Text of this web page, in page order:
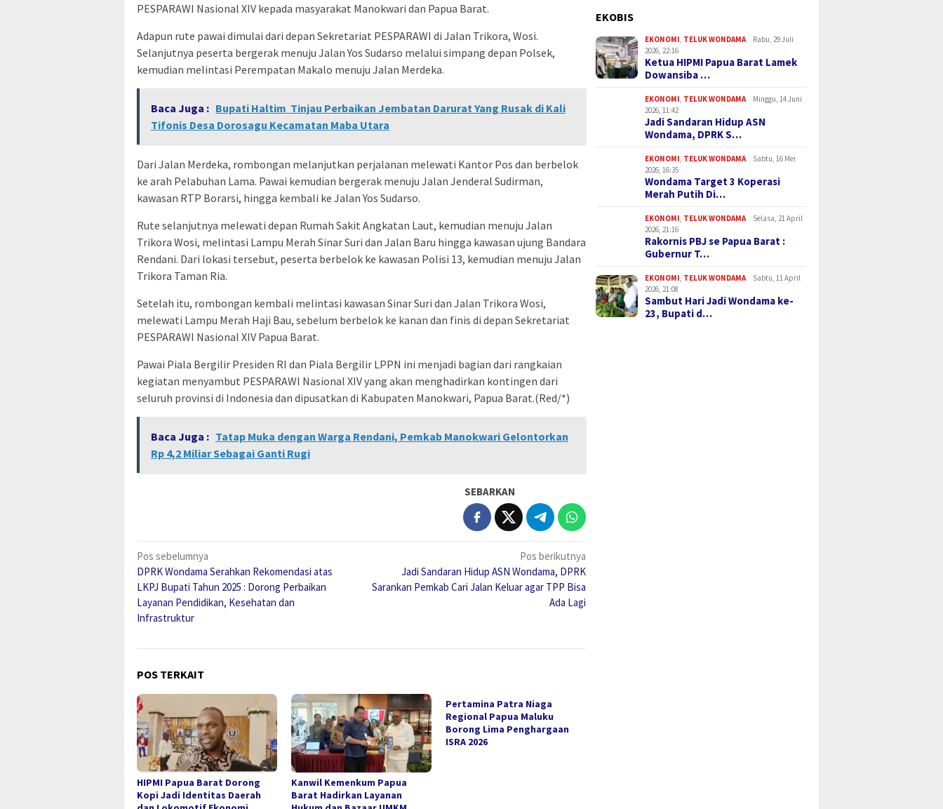
PESPARAWI Nasional XIV kepada masyarakat Manokwari dan Papua Barat.
Adapun rute pawai dimulai dari depan Sekretariat PESPARAWI di Jalan Trikora, Wosi.
Selanjutnya peserta bergerak menuju Jalan Yos Sudarso melalui simpang depan Polsek,
kemudian melintasi Perempatan Makalo menuju Jalan Merdeka.
Baca Juga : Bupati Haltim Tinjau Perbaikan Jembatan Darurat Yang Rusak di Kali
Tifonis Desa Dorosagu Kecamatan Maba Utara
Dari Jalan Merdeka, rombongan melanjutkan perjalanan melewati Kantor Pos dan berbelok
ke arah Pelabuhan Lama. Pawai kemudian bergerak menuju Jalan Jenderal Sudirman,
kawasan RTP Borarsi, hingga kembali ke Jalan Yos Sudarso.
Rute selanjutnya melewati depan Rumah Sakit Angkatan Laut, kemudian menuju Jalan
Trikora Wosi, melintasi Lampu Merah Sinar Suri dan Jalan Baru hingga kawasan ujung Bandara
Rendani. Dari lokasi tersebut, peserta berbelok ke kawasan Polisi 13, kemudian menuju Jalan
Trikora Taman Ria.
Setelah itu, rombongan kembali melintasi kawasan Sinar Suri dan Jalan Trikora Wosi,
melewati Lampu Merah Haji Bau, sebelum berbelok ke kanan dan finis di depan Sekretariat
PESPARAWI Nasional XIV Papua Barat.
Pawai Piala Bergilir Presiden RI dan Piala Bergilir LPPN ini menjadi bagian dari rangkaian
kegiatan menyambut PESPARAWI Nasional XIV yang akan menghadirkan kontingen dari
seluruh provinsi di Indonesia dan dipusatkan di Kabupaten Manokwari, Papua Barat.(Red/*)
Baca Juga : Tatap Muka dengan Warga Rendani, Pemkab Manokwari Gelontorkan
Rp 4,2 Miliar Sebagai Ganti Rugi
SEBARKAN
Navigasi
pos
Pos sebelumnya
DPRK Wondama Serahkan Rekomendasi atas
LKPJ Bupati Tahun 2025 : Dorong Perbaikan
Layanan Pendidikan, Kesehatan dan
Infrastruktur
Pos berikutnya
Jadi Sandaran Hidup ASN Wondama, DPRK
Sarankan Pemkab Cari Jalan Keluar agar TPP Bisa
Ada Lagi
POS TERKAIT
HIPMI Papua Barat Dorong
Kopi Jadi Identitas Daerah
Kanwil Kemenkum Papua
Barat Hadirkan Layanan
Pertamina Patra Niaga
Regional Papua Maluku
Borong Lima Penghargaan
ISRA 2026
EKOBIS
EKONOMI, TELUK WONDAMA
Rabu, 29 Juli
2026, 22:16
Ketua HIPMI Papua Barat Lamek
Dowansiba …
EKONOMI, TELUK WONDAMA
Minggu, 14 Juni
2026, 11:42
Jadi Sandaran Hidup ASN
Wondama, DPRK S…
EKONOMI, TELUK WONDAMA
Sabtu, 16 Mei
2026, 16:35
Wondama Target 3 Koperasi
Merah Putih Di…
EKONOMI, TELUK WONDAMA
Selasa, 21 April
2026, 21:16
Rakornis PBJ se Papua Barat :
Gubernur T…
EKONOMI, TELUK WONDAMA
Sabtu, 11 April
2026, 21:08
Sambut Hari Jadi Wondama ke-
23, Bupati d…